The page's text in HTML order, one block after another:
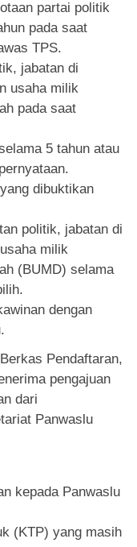
partai politik
pada saat
TPS.
jabatan di
usaha milik
pada saat
5 tahun atau
dibuktikan
politik, jabatan di
milik
(BUMD) selama
dengan
Pendaftaran,
pengajuan
dari
Panwaslu
kepada Panwaslu
(KTP) yang masih